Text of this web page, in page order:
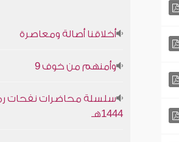
1444هـ